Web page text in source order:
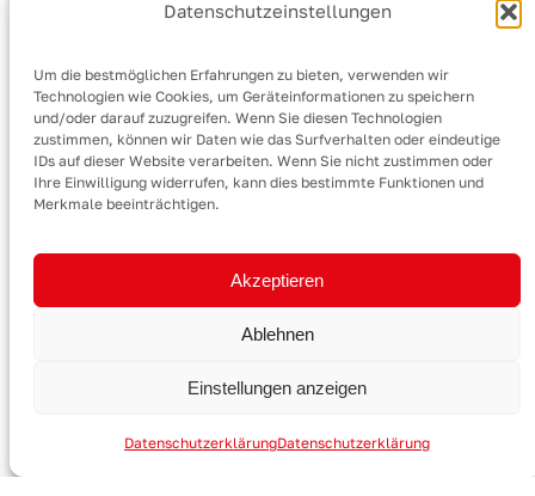
Datenschutzeinstellungen
Um die bestmöglichen Erfahrungen zu bieten, verwenden wir
Technologien wie Cookies, um Geräteinformationen zu speichern
und/oder darauf zuzugreifen. Wenn Sie diesen Technologien
zustimmen, können wir Daten wie das Surfverhalten oder eindeutige
IDs auf dieser Website verarbeiten. Wenn Sie nicht zustimmen oder
Ihre Einwilligung widerrufen, kann dies bestimmte Funktionen und
Merkmale beeinträchtigen.
Akzeptieren
Ablehnen
Einstellungen anzeigen
DatenschutzerklärungDatenschutzerklärung
A-JOINT GmbH